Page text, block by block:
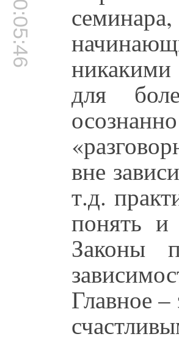
00:05:46
для
вне
т.д.
понять
Законы
Главное